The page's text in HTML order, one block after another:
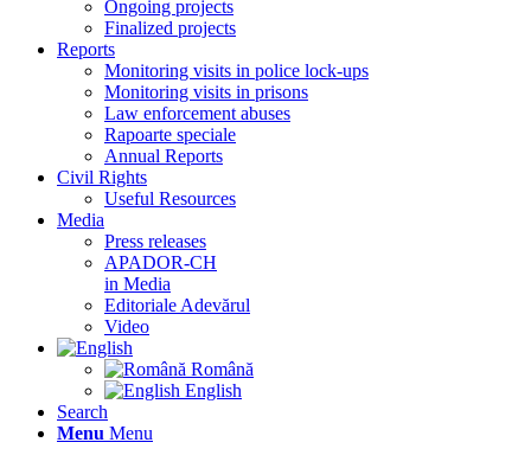
Ongoing projects
Finalized projects
Reports
Monitoring visits in police lock-ups
Monitoring visits in prisons
Law enforcement abuses
Rapoarte speciale
Annual Reports
Civil Rights
Useful Resources
Media
Press releases
APADOR-CH
in Media
Editoriale Adevărul
Video
Română
English
Search
Menu Menu